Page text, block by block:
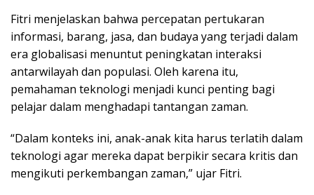
Fitri menjelaskan bahwa percepatan pertukaran
informasi, barang, jasa, dan budaya yang terjadi dalam
era globalisasi menuntut peningkatan interaksi
antarwilayah dan populasi. Oleh karena itu,
pemahaman teknologi menjadi kunci penting bagi
pelajar dalam menghadapi tantangan zaman.
“Dalam konteks ini, anak-anak kita harus terlatih dalam
teknologi agar mereka dapat berpikir secara kritis dan
mengikuti perkembangan zaman,” ujar Fitri.